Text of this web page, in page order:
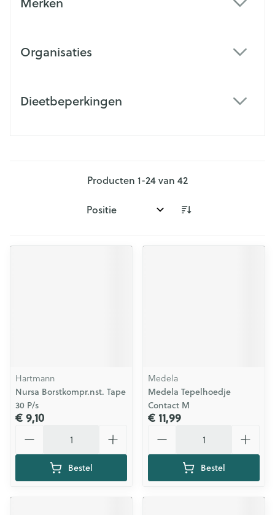
Organisaties
Dieetbeperkingen
Producten 1-24van 42
Sorteer op:
Hartmann
Nursa Borstkompr.nst. Tape
30 P/s
€ 9,10
Bestel
Medela
Medela Tepelhoedje
Contact M
€ 11,99
Bestel